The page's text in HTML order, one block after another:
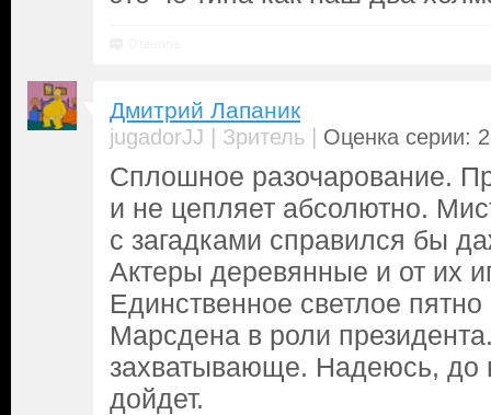
Дмитрий Лапаник
jugadorJJ | Зритель | Оценка серии:
Сплошное разочарование.
и не цепляет абсолютно.
с загадками справился бы
Актеры деревянные и от их
Единственное светлое
Марсдена в роли
захватывающе. Надеюсь, до
дойдет.